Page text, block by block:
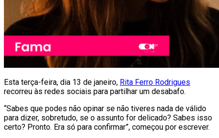
Esta terça-feira, dia 13 de janeiro, Rita Ferro Rodrigues
recorreu às redes sociais para partilhar um desabafo.
“Sabes que podes não opinar se não tiveres nada de válido
para dizer, sobretudo, se o assunto for delicado? Sabes isso
certo? Pronto. Era só para confirmar”, começou por escrever.